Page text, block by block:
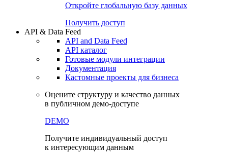
Откройте глобальную базу данных
Получить доступ
API & Data Feed
API and Data Feed
API каталог
Готовые модули интеграции
Документация
Кастомные проекты для бизнеса
Оцените структуру и качество данных
в публичном демо-доступе
DEMO
Получите индивидуальный доступ
к интересующим данным